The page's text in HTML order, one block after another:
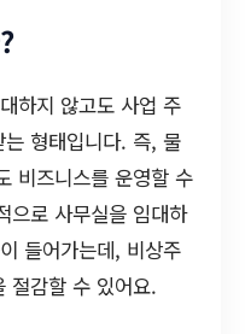
하지 않고도 사업 주
형태입니다. 즉, 물
비즈니스를 운영할 수
으로 사무실을 임대하
들어가는데, 비상주
절감할 수 있어요.